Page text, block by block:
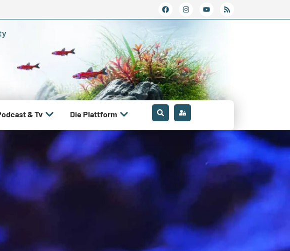
& Tv Die Plattform